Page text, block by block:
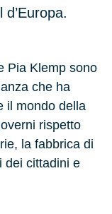
Pia Klemp sono
che ha
il mondo della
rispetto
la fabbrica di
dei cittadini e